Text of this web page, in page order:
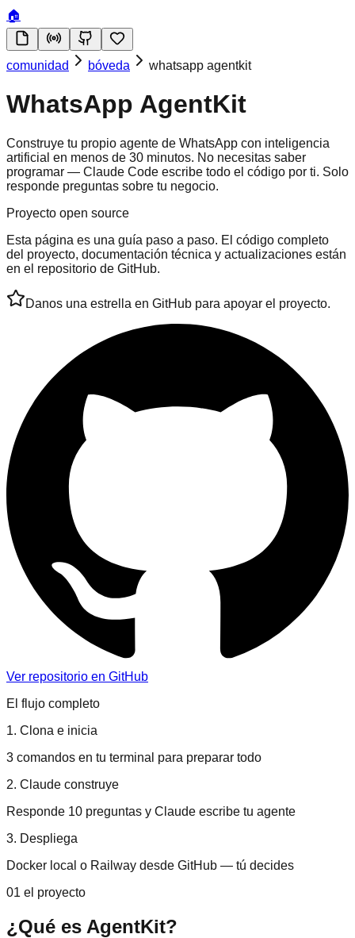
🏠
comunidad bóveda whatsapp agentkit
WhatsApp AgentKit
Construye tu propio agente de WhatsApp con inteligencia
artificial en menos de 30 minutos. No necesitas saber
programar — Claude Code escribe todo el código por ti. Solo
responde preguntas sobre tu negocio.
Proyecto open source
Esta página es una guía paso a paso. El código completo
del proyecto, documentación técnica y actualizaciones están
en el repositorio de GitHub.
Danos una estrella en GitHub para apoyar el proyecto.
Ver repositorio en GitHub
El flujo completo
1. Clona e inicia
3 comandos en tu terminal para preparar todo
2. Claude construye
Responde 10 preguntas y Claude escribe tu agente
3. Despliega
Docker local o Railway desde GitHub — tú decides
01 el proyecto
¿Qué es AgentKit?